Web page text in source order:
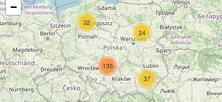
32
37
24
135
−